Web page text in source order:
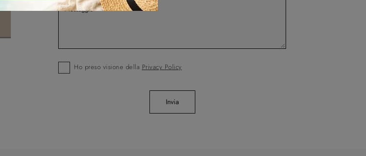
Ho preso visione della Privacy Policy
Invia